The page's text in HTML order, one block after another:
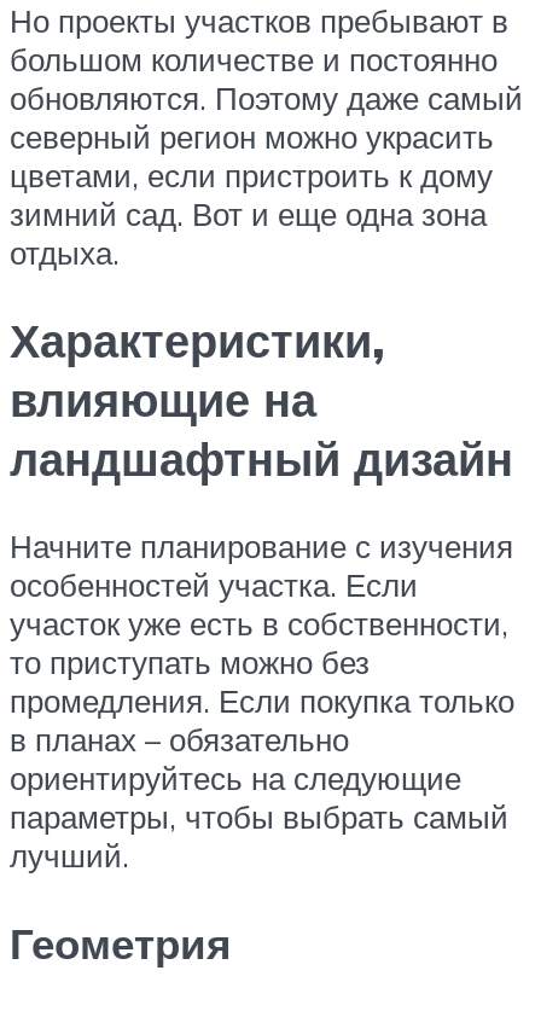
Но проекты участков пребывают в
большом количестве и постоянно
обновляются. Поэтому даже самый
северный регион можно украсить
цветами, если пристроить к дому
зимний сад. Вот и еще одна зона
отдыха.
Характеристики,
влияющие на
ландшафтный дизайн
Начните планирование с изучения
особенностей участка. Если
участок уже есть в собственности,
то приступать можно без
промедления. Если покупка только
в планах – обязательно
ориентируйтесь на следующие
параметры, чтобы выбрать самый
лучший.
Геометрия